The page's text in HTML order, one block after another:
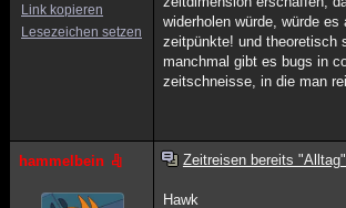
Link kopieren
Lesezeichen setzen
widerholen würde, würde
zeitpünkte! und theoretisch
manchmal gibt es bugs in
zeitschneisse, in die man
hammelbein Zeitreisen bereits
Hawk